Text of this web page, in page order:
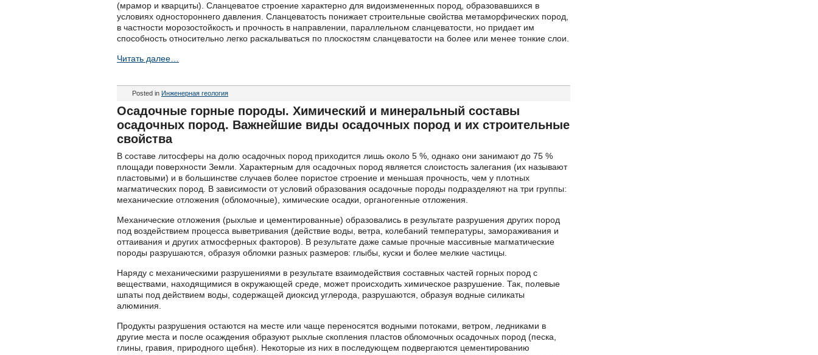
(мрамор и кварциты). Сланцеватое строение характерно для видоизмененных пород, образовавшихся в
условиях одностороннего давления. Сланцеватость понижает строительные свойства метаморфических пород,
в частности морозостойкость и прочность в направлении, параллельном сланцеватости, но придает им
способность относительно легко раскалываться по плоскостям сланцеватости на более или менее тонкие слои.
Читать далее…
Posted in Инженерная геология
Осадочные горные породы. Химический и минеральный составы
осадочных пород. Важнейшие виды осадочных пород и их строительные
свойства
В составе литосферы на долю осадочных пород приходится лишь около 5 %, однако они занимают до 75 %
площади поверхности Земли. Характерным для осадочных пород является слоистость залегания (их называют
пластовыми) и в большинстве случаев более пористое строение и меньшая прочность, чем у плотных
магматических пород. В зависимости от условий образования осадочные породы подразделяют на три группы:
механические отложения (обломочные), химические осадки, органогенные отложения.
Механические отложения (рыхлые и цементированные) образовались в результате разрушения других пород
под воздействием процесса выветривания (действие воды, ветра, колебаний температуры, замораживания и
оттаивания и других атмосферных факторов). В результате даже самые прочные массивные магматические
породы разрушаются, образуя обломки разных размеров: глыбы, куски и более мелкие частицы.
Наряду с механическими разрушениями в результате взаимодействия составных частей горных пород с
веществами, находящимися в окружающей среде, может происходить химическое разрушение. Так, полевые
шпаты под действием воды, содержащей диоксид углерода, разрушаются, образуя водные силикаты
алюминия.
Продукты разрушения остаются на месте или чаще переносятся водными потоками, ветром, ледниками в
другие места и после осаждения образуют рыхлые скопления пластов обломочных осадочных пород (песка,
глины, гравия, природного щебня). Некоторые из них в последующем подвергаются цементированию